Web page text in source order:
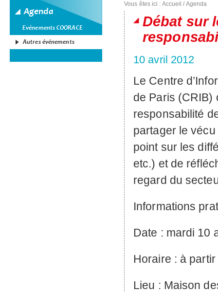
Agenda
Evénements COORACE
Autres événements
Vous êtes ici : Accueil /Agenda
Débat sur
10 avril 2012
Le Centre
de Paris (CRIB)
responsabilité
partager le
point sur les
etc.) et de
regard du
Informations
Date : mardi 10
Horaire : à
Lieu : Maison